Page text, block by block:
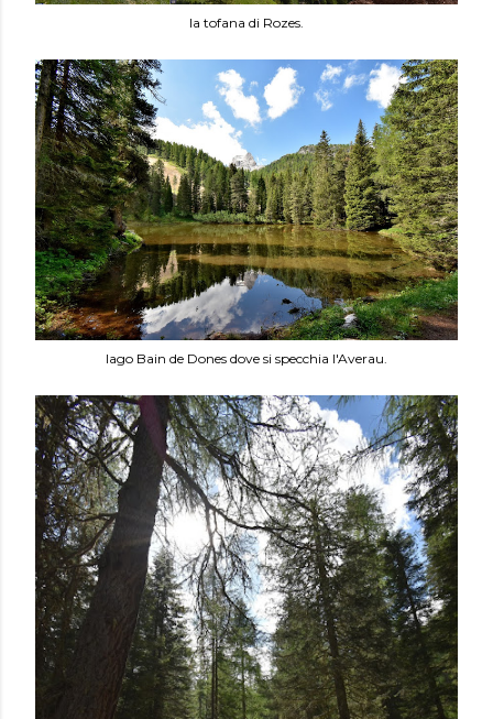
la tofana di Rozes.
lago Bain de Dones dove si specchia l'Averau.